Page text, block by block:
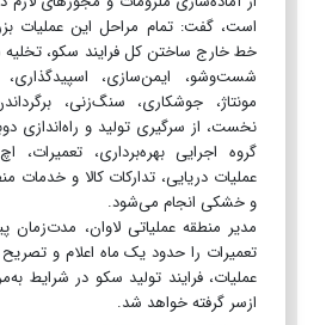
است، گفت: تمام مراحل این عملیات
خط خارج ساختن کل فرایند سکو، تخلیه
شست‌وشو، ایمن‌سازی، اسپیدگذاری،
مونتاژ، جوشکاری، سنگ‌زنی،
نخست، از سرگیری تولید و راه‌اندازی
گروه اجرایی بهره‌برداری، تعمیرات،
عملیات دریایی، تدارکات کالا و
و خشکی انجام می‌شود.
مدیر منطقه عملیاتی لاوان، مدت‌زمان
تعمیرات را حدود یک ماه اعلام و
عملیات، فرایند تولید سکو در شرایط
ازسر گرفته خواهد شد.